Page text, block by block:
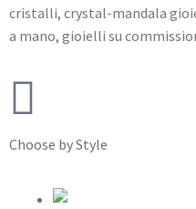
cristalli, crystal-mandala
a mano, gioielli su
Choose by Style